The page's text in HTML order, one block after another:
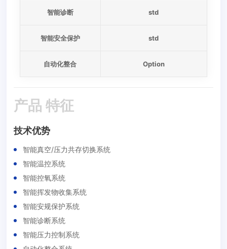
智能诊断 std
智能安全保护 std
自动化整合 Option
产品 特征
技术优势
智能真空/压力共存切换系统
智能温控系统
智能控氧系统
智能挥发物收集系统
智能安规保护系统
智能诊断系统
智能压力控制系统